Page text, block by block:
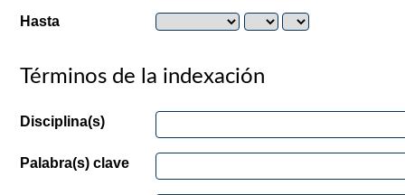
Hasta
Términos de la indexación
Disciplina(s)
Palabra(s) clave